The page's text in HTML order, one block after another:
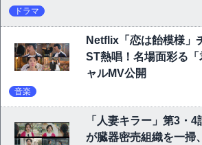
ドラマ
Netflix「恋は飴模様」
ST熱唱！名場面彩る
ャルMV公開
音楽
「人妻キラー」第3・
が臓器密売組織を一掃